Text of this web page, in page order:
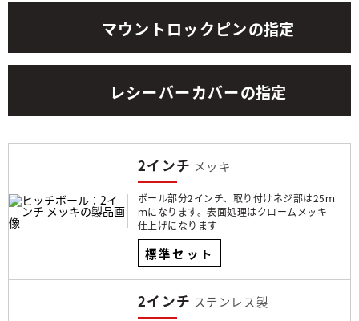
マウントロックピンの指定
レシーバーカバーの指定
2インチ メッキ
ボール部分2インチ、取り付けネジ部は25ｍ
ｍになります。表面処理はクロームメッキ
仕上げになります
標準セット
2インチ ステンレス製